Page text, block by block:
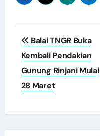
Post
navigation
Balai TNGR Buka
Kembali Pendakian
Gunung Rinjani Mulai
28 Maret